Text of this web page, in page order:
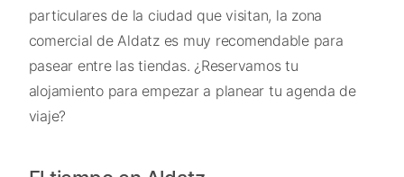
particulares de la ciudad que visitan, la zona
comercial de Aldatz es muy recomendable para
pasear entre las tiendas. ¿Reservamos tu
alojamiento para empezar a planear tu agenda de
viaje?